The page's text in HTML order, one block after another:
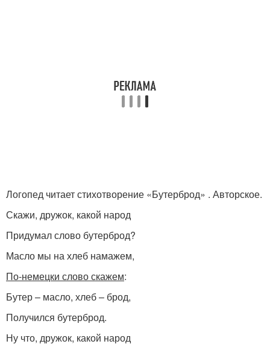
Логопед читает стихотворение «Бутерброд» . Авторское.
Скажи, дружок, какой народ
Придумал слово бутерброд?
Масло мы на хлеб намажем,
По-немецки слово скажем:
Бутер – масло, хлеб – брод,
Получился бутерброд.
Ну что, дружок, какой народ